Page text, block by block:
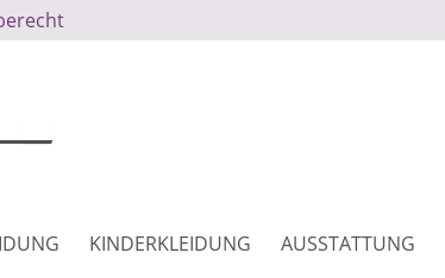
KINDERKLEIDUNG AUSSTATTUNG